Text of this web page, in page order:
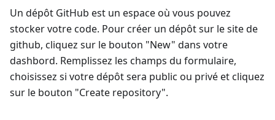
Un dépôt GitHub est un espace où vous pouvez
stocker votre code. Pour créer un dépôt sur le site de
github, cliquez sur le bouton "New" dans votre
dashbord. Remplissez les champs du formulaire,
choisissez si votre dépôt sera public ou privé et cliquez
sur le bouton "Create repository".